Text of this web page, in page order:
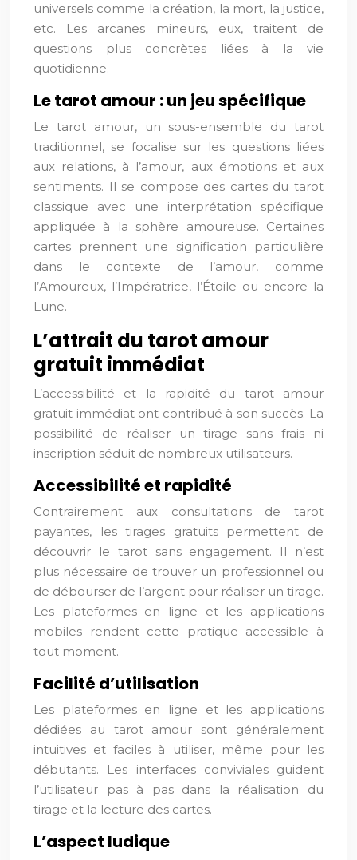
universels comme la création, la mort, la justice,
etc. Les arcanes mineurs, eux, traitent de
questions plus concrètes liées à la vie
quotidienne.
Le tarot amour : un jeu spécifique
Le tarot amour, un sous-ensemble du tarot
traditionnel, se focalise sur les questions liées
aux relations, à l’amour, aux émotions et aux
sentiments. Il se compose des cartes du tarot
classique avec une interprétation spécifique
appliquée à la sphère amoureuse. Certaines
cartes prennent une signification particulière
dans le contexte de l’amour, comme
l’Amoureux, l’Impératrice, l’Étoile ou encore la
Lune.
L’attrait du tarot amour
gratuit immédiat
L’accessibilité et la rapidité du tarot amour
gratuit immédiat ont contribué à son succès. La
possibilité de réaliser un tirage sans frais ni
inscription séduit de nombreux utilisateurs.
Accessibilité et rapidité
Contrairement aux consultations de tarot
payantes, les tirages gratuits permettent de
découvrir le tarot sans engagement. Il n’est
plus nécessaire de trouver un professionnel ou
de débourser de l’argent pour réaliser un tirage.
Les plateformes en ligne et les applications
mobiles rendent cette pratique accessible à
tout moment.
Facilité d’utilisation
Les plateformes en ligne et les applications
dédiées au tarot amour sont généralement
intuitives et faciles à utiliser, même pour les
débutants. Les interfaces conviviales guident
l’utilisateur pas à pas dans la réalisation du
tirage et la lecture des cartes.
L’aspect ludique